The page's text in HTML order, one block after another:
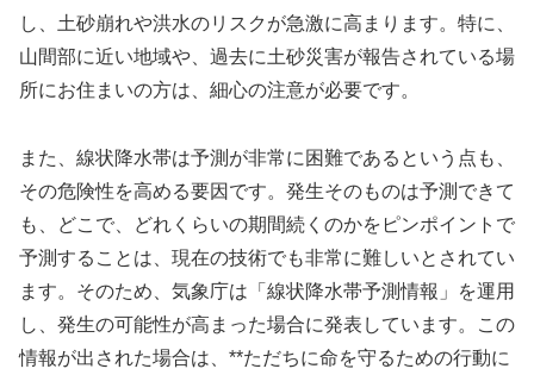
し、土砂崩れや洪水のリスクが急激に高まります。特に、
山間部に近い地域や、過去に土砂災害が報告されている場
所にお住まいの方は、細心の注意が必要です。
また、線状降水帯は予測が非常に困難であるという点も、
その危険性を高める要因です。発生そのものは予測できて
も、どこで、どれくらいの期間続くのかをピンポイントで
予測することは、現在の技術でも非常に難しいとされてい
ます。そのため、気象庁は「線状降水帯予測情報」を運用
し、発生の可能性が高まった場合に発表しています。この
情報が出された場合は、**ただちに命を守るための行動に